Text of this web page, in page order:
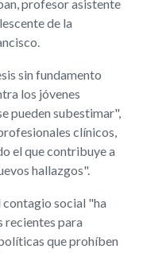
profesor asistente
de la
sin fundamento
los jóvenes
pueden subestimar",
clínicos,
el que contribuye a
hallazgos".
contagio social "ha
recientes para
que prohíben